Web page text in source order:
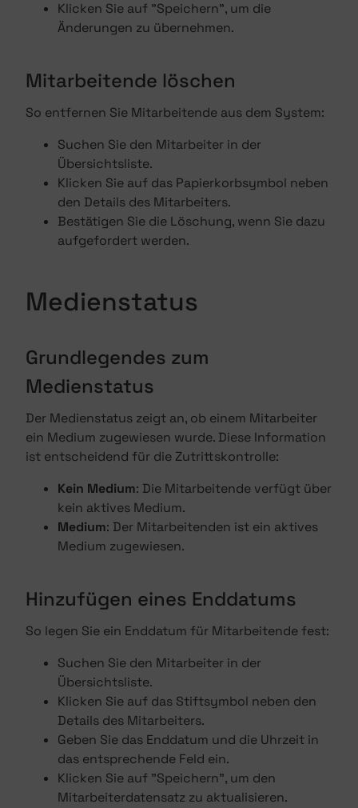
Klicken Sie auf "Speichern", um die
Änderungen zu übernehmen.
Mitarbeitende löschen
So entfernen Sie Mitarbeitende aus dem System:
Suchen Sie den Mitarbeiter in der
Übersichtsliste.
Klicken Sie auf das Papierkorbsymbol neben
den Details des Mitarbeiters.
Bestätigen Sie die Löschung, wenn Sie dazu
aufgefordert werden.
Medienstatus
Grundlegendes zum
Medienstatus
Der Medienstatus zeigt an, ob einem Mitarbeiter
ein Medium zugewiesen wurde. Diese Information
ist entscheidend für die Zutrittskontrolle:
Kein Medium: Die Mitarbeitende verfügt über
kein aktives Medium.
Medium: Der Mitarbeitenden ist ein aktives
Medium zugewiesen.
Hinzufügen eines Enddatums
So legen Sie ein Enddatum für Mitarbeitende fest:
Suchen Sie den Mitarbeiter in der
Übersichtsliste.
Klicken Sie auf das Stiftsymbol neben den
Details des Mitarbeiters.
Geben Sie das Enddatum und die Uhrzeit in
das entsprechende Feld ein.
Klicken Sie auf "Speichern", um den
Mitarbeiterdatensatz zu aktualisieren.